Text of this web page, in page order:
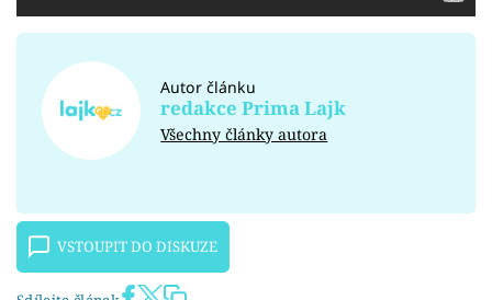
Autor článku
redakce Prima Lajk
Všechny články autora
VSTOUPIT DO DISKUZE